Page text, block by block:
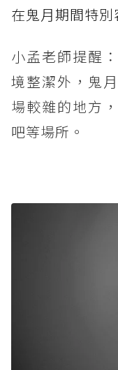
在鬼月期間特別
小孟老師提醒
境整潔外，鬼
場較雜的地方
吧等場所。